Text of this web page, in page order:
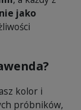
jako
kolor i
próbników,